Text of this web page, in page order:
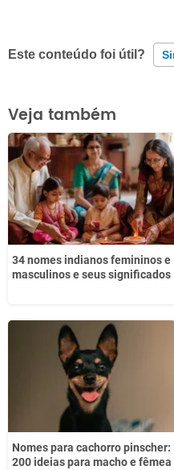
Este conteúdo foi útil?
Este conteúdo contém
Este conteúdo não tem a
Outro
Veja também
34 nomes indianos femininos e
masculinos e seus significados
Nomes para cachorro pinscher:
200 ideias para macho e fêmea